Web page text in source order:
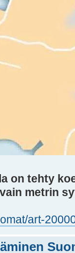
on tehty
metrin
art-